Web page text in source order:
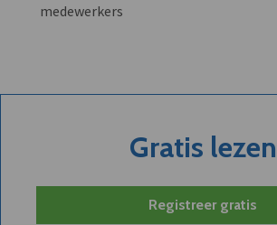
medewerkers
Gratis lezen
Registreer gratis